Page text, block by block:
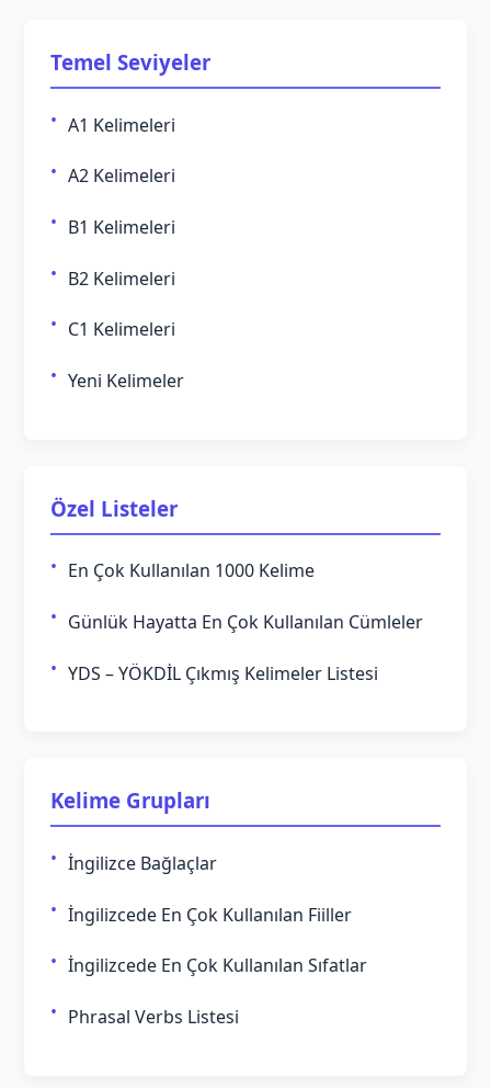
Temel Seviyeler
A1 Kelimeleri
A2 Kelimeleri
B1 Kelimeleri
B2 Kelimeleri
C1 Kelimeleri
Yeni Kelimeler
Özel Listeler
En Çok Kullanılan 1000 Kelime
Günlük Hayatta En Çok Kullanılan Cümleler
YDS – YÖKDİL Çıkmış Kelimeler Listesi
Kelime Grupları
İngilizce Bağlaçlar
İngilizcede En Çok Kullanılan Fiiller
İngilizcede En Çok Kullanılan Sıfatlar
Phrasal Verbs Listesi